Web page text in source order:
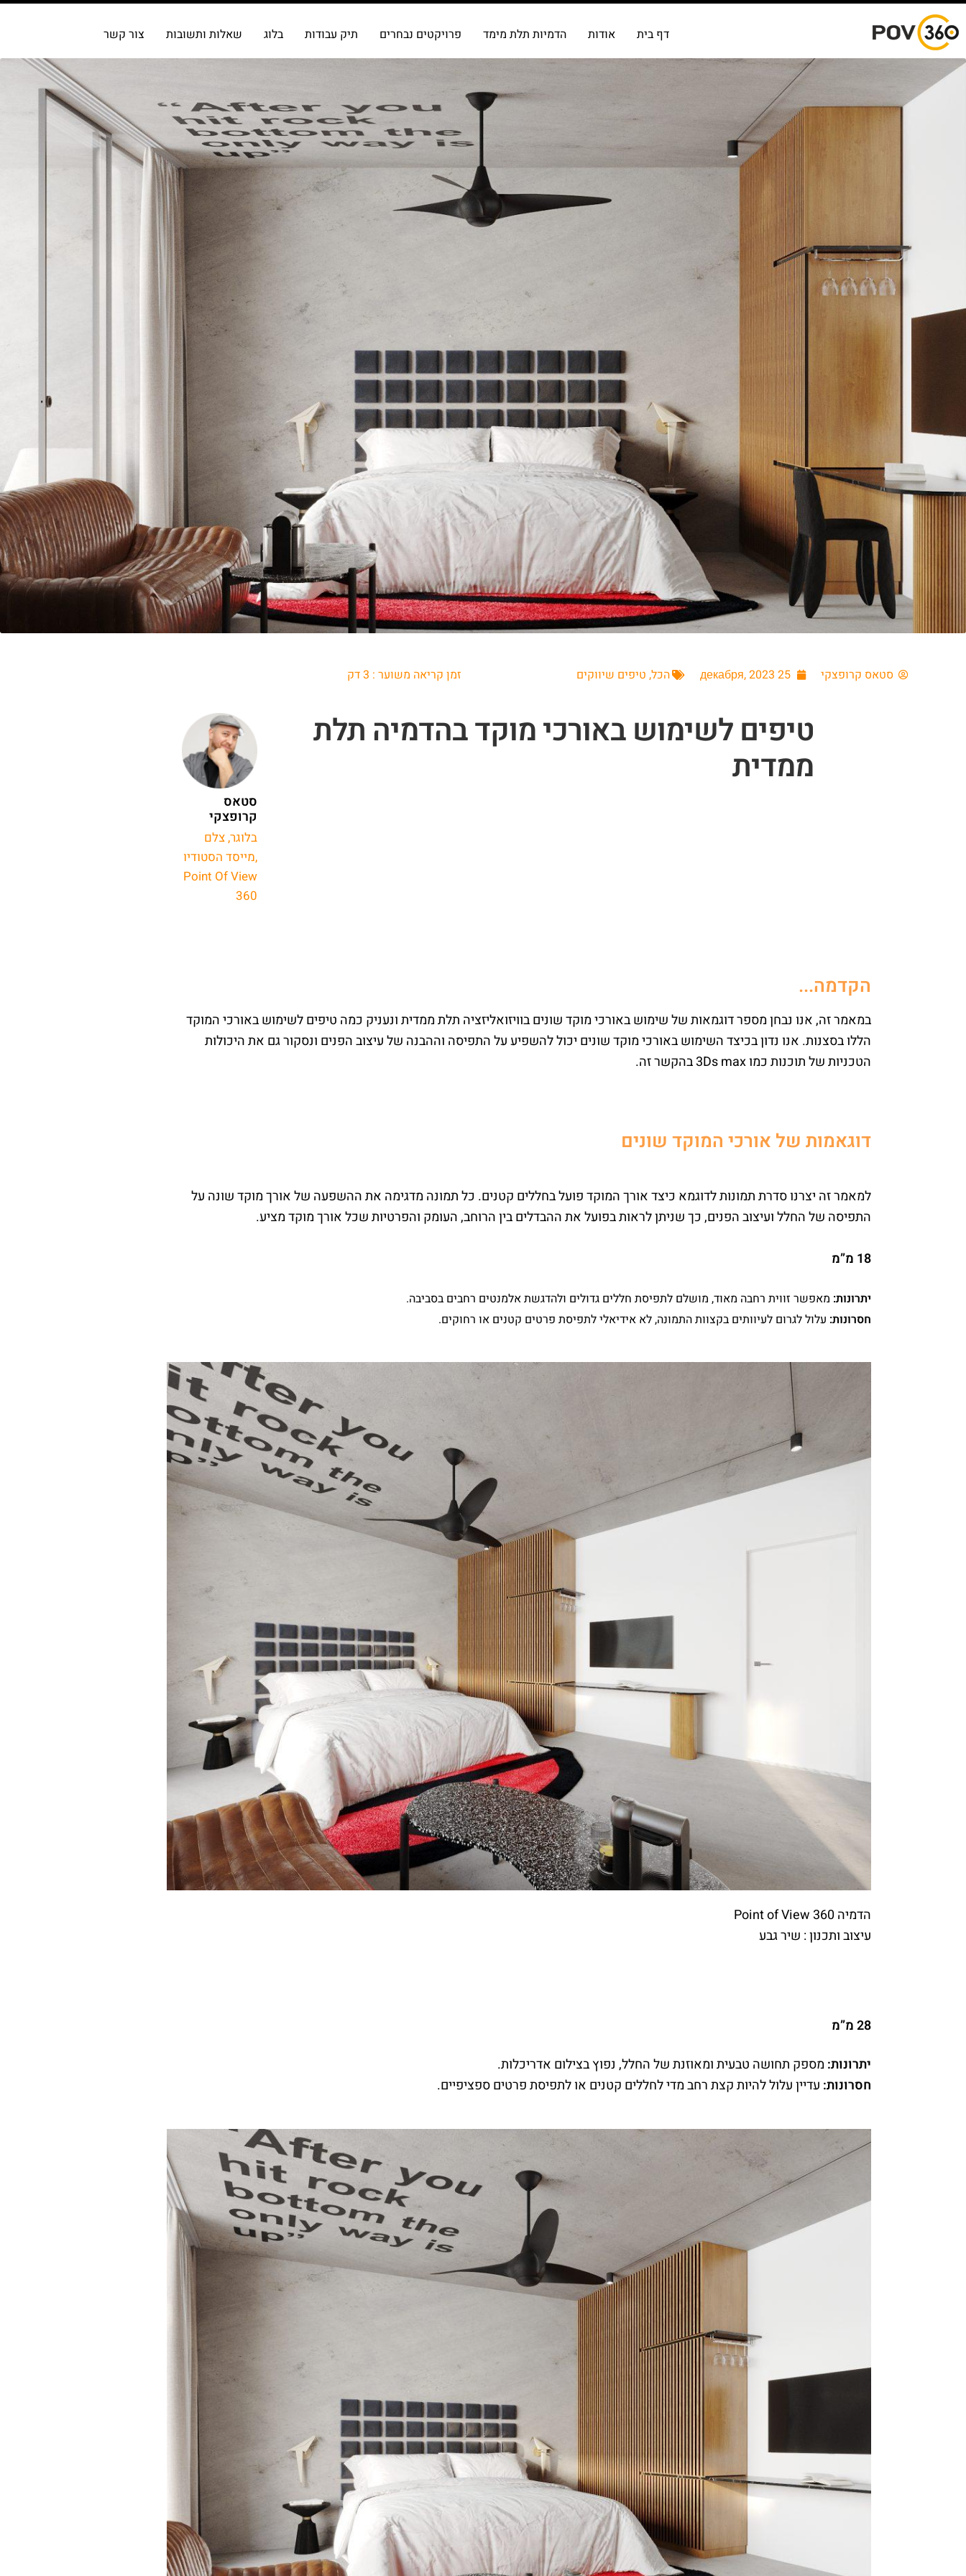
דף בית אודות הדמיות תלת מימד פרויקטים נבחרים תיק עבודות בלוג שאלות ותשובות צור קשר
סטאס קרופצקי 25 декабря, 2023 הכל, טיפים שיווקים זמן קריאה משוער : 3דק
טיפים לשימוש באורכי מוקד בהדמיה תלת
ממדית
סטאס
קרופצקי
בלוגר, צלם
,מייסד הסטודיו
Point Of View
360
הקדמה...
במאמר זה, אנו נבחן מספר דוגמאות של שימוש באורכי מוקד שונים בוויזואליזציה תלת ממדית ונעניק כמה טיפים לשימוש באורכי המוקד
הללו בסצנות. אנו נדון בכיצד השימוש באורכי מוקד שונים יכול להשפיע על התפיסה וההבנה של עיצוב הפנים ונסקור גם את היכולות
הטכניות של תוכנות כמו 3Ds max בהקשר זה.
דוגאמות של אורכי המוקד שונים
למאמר זה יצרנו סדרת תמונות לדוגמא כיצד אורך המוקד פועל בחללים קטנים. כל תמונה מדגימה את ההשפעה של אורך מוקד שונה על
התפיסה של החלל ועיצוב הפנים, כך שניתן לראות בפועל את ההבדלים בין הרוחב, העומק והפרטיות שכל אורך מוקד מציע.
18 מ”מ
יתרונות: מאפשר זווית רחבה מאוד, מושלם לתפיסת חללים גדולים ולהדגשת אלמנטים רחבים בסביבה.
חסרונות: עלול לגרום לעיוותים בקצוות התמונה, לא אידיאלי לתפיסת פרטים קטנים או רחוקים.
הדמיה Point of View 360
עיצוב ותכנון : שיר גבע
28 מ”מ
יתרונות: מספק תחושה טבעית ומאוזנת של החלל, נפוץ בצילום אדריכלות.
חסרונות: עדיין עלול להיות קצת רחב מדי לחללים קטנים או לתפיסת פרטים ספציפיים.